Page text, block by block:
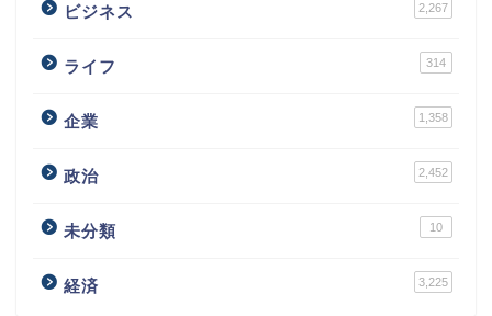
ビジネス 2,267
ライフ 314
企業 1,358
政治 2,452
未分類 10
経済 3,225